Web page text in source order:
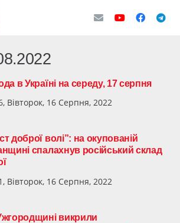
в Україні на середу, 17 серпня
Вівторок, 16 Серпня, 2022
доброї волі”: на окупованій
спалахнув російський склад
Вівторок, 16 Серпня, 2022
викрили